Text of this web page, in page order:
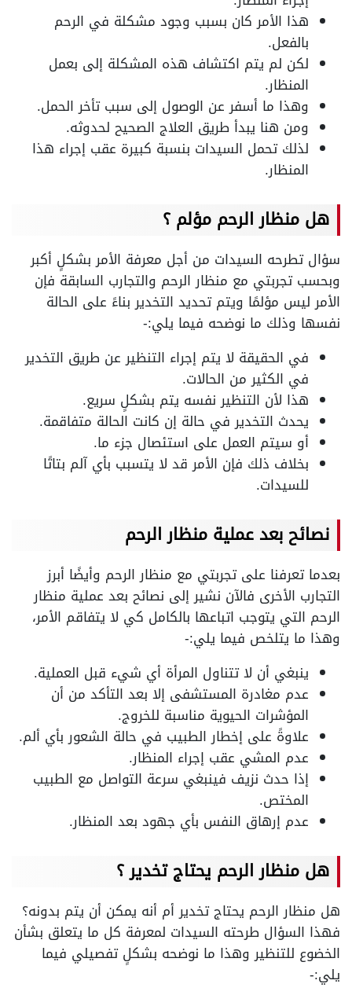
هذا الأمر كان بسبب وجود مشكلة في الرحم
بالفعل.
لكن لم يتم اكتشاف هذه المشكلة إلى بعمل
المنظار.
وهذا ما أسفر عن الوصول إلى سبب تأخر الحمل.
ومن هنا يبدأ طريق العلاج الصحيح لحدوثه.
لذلك تحمل السيدات بنسبة كبيرة عقب إجراء هذا
المنظار.
هل منظار الرحم مؤلم ؟
سؤال تطرحه السيدات من أجل معرفة الأمر بشكلٍ أكبر
وبحسب تجربتي مع منظار الرحم والتجارب السابقة فإن
الأمر ليس مؤلمًا ويتم تحديد التخدير بناءً على الحالة
نفسها وذلك ما نوضحه فيما يلي:-
في الحقيقة لا يتم إجراء التنظير عن طريق التخدير
في الكثير من الحالات.
هذا لأن التنظير نفسه يتم بشكلٍ سريع.
يحدث التخدير في حالة إن كانت الحالة متفاقمة.
أو سيتم العمل على استئصال جزء ما.
بخلاف ذلك فإن الأمر قد لا يتسبب بأي آلم بتاتًا
للسيدات.
نصائح بعد عملية منظار الرحم
بعدما تعرفنا على تجربتي مع منظار الرحم وأيضًا أبرز
التجارب الأخرى فالآن نشير إلى نصائح بعد عملية منظار
الرحم التي يتوجب اتباعها بالكامل كي لا يتفاقم الأمر،
وهذا ما يتلخص فيما يلي:-
ينبغي أن لا تتناول المرأة أي شيء قبل العملية.
عدم مغادرة المستشفى إلا بعد التأكد من أن
المؤشرات الحيوية مناسبة للخروج.
علاوةً على إخطار الطبيب في حالة الشعور بأي ألم.
عدم المشي عقب إجراء المنظار.
إذا حدث نزيف فينبغي سرعة التواصل مع الطبيب
المختص.
عدم إرهاق النفس بأي جهود بعد المنظار.
هل منظار الرحم يحتاج تخدير ؟
هل منظار الرحم يحتاج تخدير أم أنه يمكن أن يتم بدونه؟
فهذا السؤال طرحته السيدات لمعرفة كل ما يتعلق بشأن
الخضوع للتنظير وهذا ما نوضحه بشكلٍ تفصيلي فيما
يلي:-